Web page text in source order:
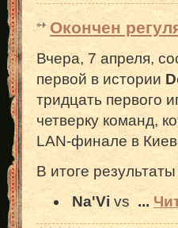
Окончен
Вчера, 7 апреля,
первой в истории
тридцать первого
четверку команд,
LAN-финале в
В итоге
Na'Vi vs ...